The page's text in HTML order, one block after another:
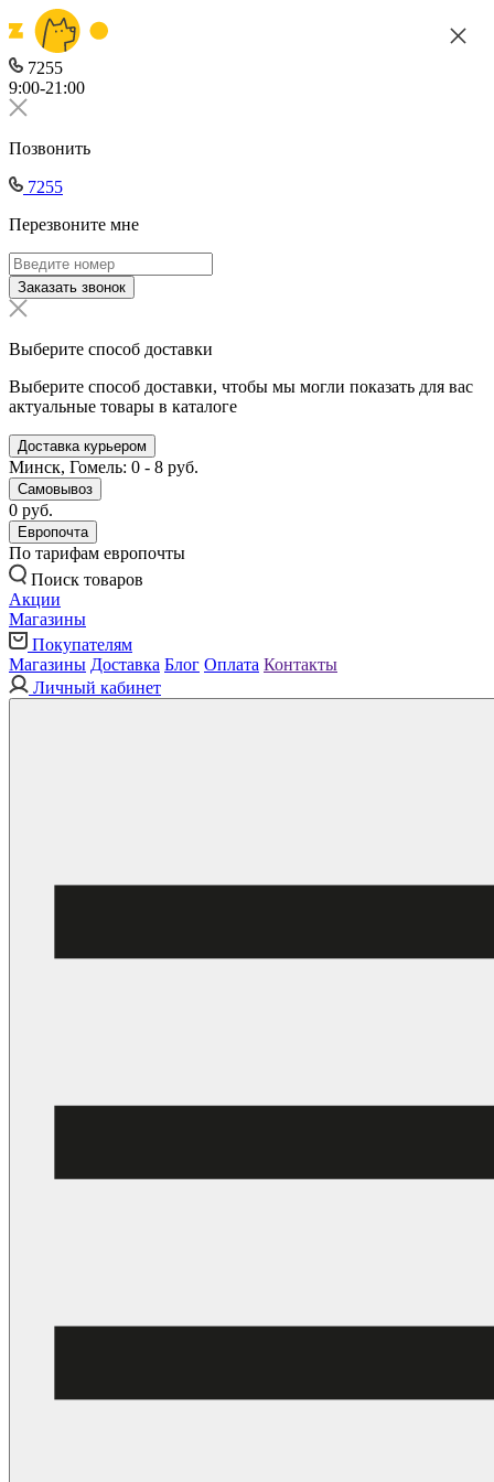
7255
9:00-21:00
Позвонить
7255
Перезвоните мне
Заказать звонок
Выберите способ доставки
Выберите способ доставки, чтобы мы могли показать для вас
актуальные товары в каталоге
Доставка курьером
Минск, Гомель: 0 - 8 руб.
Самовывоз
0 руб.
Европочта
По тарифам европочты
Поиск товаров
Акции
Магазины
Покупателям
Магазины Доставка Блог Оплата Контакты
Личный кабинет